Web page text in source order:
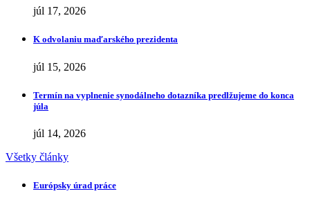
júl 17, 2026
K odvolaniu maďarského prezidenta
júl 15, 2026
Termín na vyplnenie synodálneho dotazníka predlžujeme do konca
júla
júl 14, 2026
Všetky články
Európsky úrad práce